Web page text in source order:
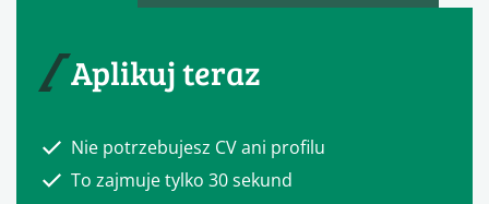
Aplikuj teraz
Nie potrzebujesz CV ani profilu
To zajmuje tylko 30 sekund